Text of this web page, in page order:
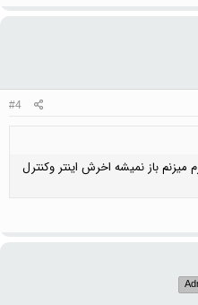
#4
باز نمیشه اخرش اینتر وکنترل